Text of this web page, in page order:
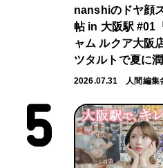
nanshiのドヤ顔
帖 in 大阪駅 #01
ャム ルクア大阪
ツタルトで夏に潤
2026.07.31 人間編集